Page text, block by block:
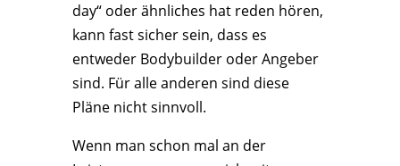
day“ oder ähnliches hat reden hören,
kann fast sicher sein, dass es
entweder Bodybuilder oder Angeber
sind. Für alle anderen sind diese
Pläne nicht sinnvoll.
Wenn man schon mal an der